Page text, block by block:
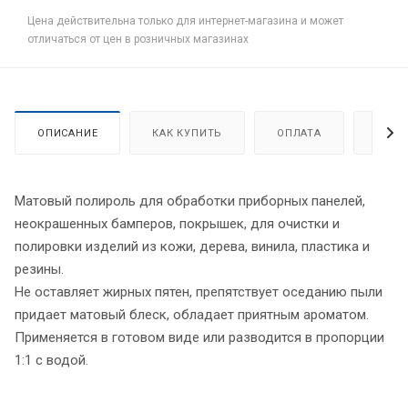
Цена действительна только для интернет-магазина и может
отличаться от цен в розничных магазинах
ОПИСАНИЕ КАК КУПИТЬ ОПЛАТА
Матовый полироль для обработки приборных панелей,
неокрашенных бамперов, покрышек, для очистки и
полировки изделий из кожи, дерева, винила, пластика и
резины.
Не оставляет жирных пятен, препятствует оседанию пыли
придает матовый блеск, обладает приятным ароматом.
Применяется в готовом виде или разводится в пропорции
1:1 с водой.